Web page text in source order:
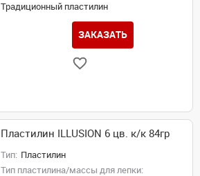
Традиционный пластилин
ЗАКАЗАТЬ
Пластилин ILLUSION 6 цв. к/к 84гр
Тип: Пластилин
Тип пластилина/массы для лепки: